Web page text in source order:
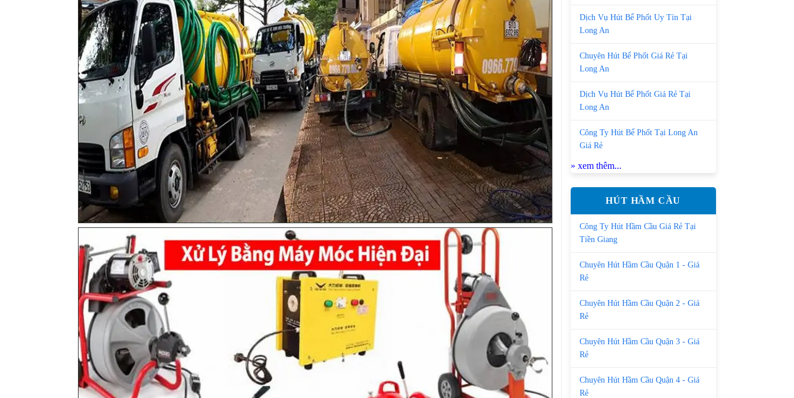
Dịch Vụ Hút Bể Phốt Uy Tín Tại
Long An
Chuyên Hút Bể Phốt Giá Rẻ Tại
Long An
Dịch Vụ Hút Bể Phốt Giá Rẻ Tại
Long An
Công Ty Hút Bể Phốt Tại Long An
Giá Rẻ
» xem thêm...
HÚT HẦM CẦU
Công Ty Hút Hầm Cầu Giá Rẻ Tại
Tiền Giang
Chuyên Hút Hầm Cầu Quận 1 - Giá
Rẻ
Chuyên Hút Hầm Cầu Quận 2 - Giá
Rẻ
Chuyên Hút Hầm Cầu Quận 3 - Giá
Rẻ
Chuyên Hút Hầm Cầu Quận 4 - Giá
Rẻ